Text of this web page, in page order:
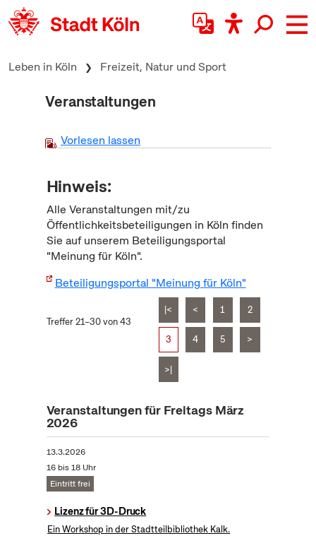
zum Inhalt springen
Leben in Köln Freizeit, Natur und Sport
Veranstaltungen
Vorlesen lassen
Hinweis:
Alle Veranstaltungen mit/zu
Öffentlichkeitsbeteiligungen in Köln finden
Sie auf unserem Beteiligungsportal
"Meinung für Köln".
Beteiligungsportal "Meinung für Köln"
Treffer 21–30 von 43
|< < 1 2
3 4 5 >
>|
Veranstaltungen für Freitags März
2026
13.3.2026
16 bis 18 Uhr
Eintritt frei
Lizenz für 3D-Druck
Ein Workshop in der Stadtteilbibliothek Kalk.